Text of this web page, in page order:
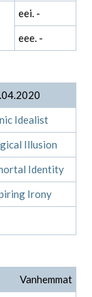
eei. -
eee. -
Idealist
Illusion
Identity
Irony
Vanhemmat